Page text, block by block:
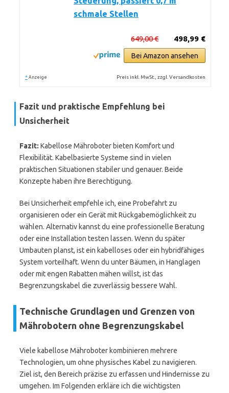
schmale Stellen
498,99 €
649,00 €
Bei Amazon ansehen
* Anzeige Preis inkl. MwSt., zzgl. Versandkosten
Fazit und praktische Empfehlung bei
Unsicherheit
Fazit: Kabellose Mähroboter bieten Komfort und
Flexibilität. Kabelbasierte Systeme sind in vielen
praktischen Situationen stabiler und genauer. Beide
Konzepte haben ihre Berechtigung.
Bei Unsicherheit empfehle ich, eine Probefahrt zu
organisieren oder ein Gerät mit Rückgabemöglichkeit zu
wählen. Alternativ kannst du eine professionelle Beratung
oder eine Installation testen lassen. Wenn du später
Umbauten planst, ist ein kabelloses oder ein hybridfähiges
System vorteilhaft. Wenn du unter Bäumen, in Hanglagen
oder mit engen Rabatten mähen willst, ist das
Begrenzungskabel die zuverlässig bessere Wahl.
Technische Grundlagen und Grenzen von
Mährobotern ohne Begrenzungskabel
Viele kabellose Mähroboter kombinieren mehrere
Technologien, um ohne physisches Kabel zu navigieren.
Ziel ist, den Bereich präzise zu erfassen und Hindernisse zu
umgehen. Im Folgenden erkläre ich die wichtigsten